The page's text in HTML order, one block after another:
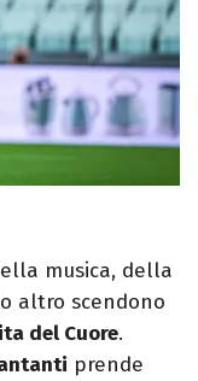
musica, della
altro scendono
del Cuore.
prende